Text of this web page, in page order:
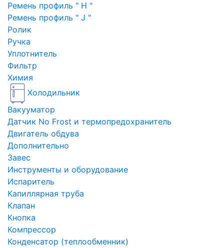
Ремень профиль " H "
Ремень профиль " J "
Ролик
Ручка
Уплотнитель
Фильтр
Химия
Холодильник
Вакууматор
Датчик No Frost и термопредохранитель
Двигатель обдува
Дополнительно
Завес
Инструменты и оборудование
Испаритель
Капиллярная труба
Клапан
Кнопка
Компрессор
Конденсатор (теплообменник)